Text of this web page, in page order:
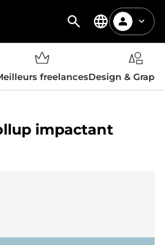
freelancesDesign &
impactant